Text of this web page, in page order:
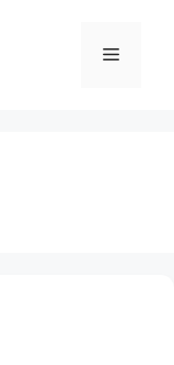
Menu